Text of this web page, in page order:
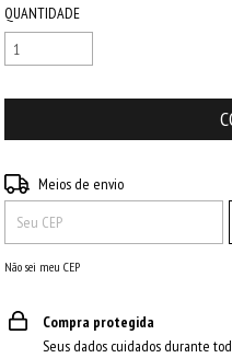
QUANTIDADE
Entregas para o CEP:
Meios de envio
Não sei meu CEP
Compra protegida
Seus dados cuidados durante